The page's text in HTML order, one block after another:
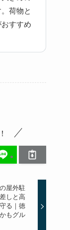
荷物と
すすめ
屋外駐
しと高
る｜徳
もグル